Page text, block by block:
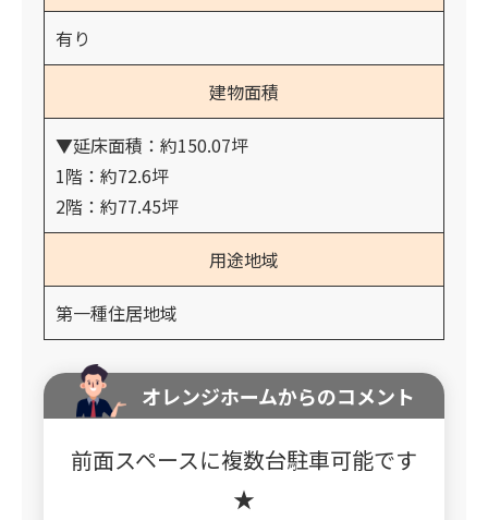
有り
建物面積
▼延床面積：約150.07坪
1階：約72.6坪
2階：約77.45坪
用途地域
第一種住居地域
オレンジホームからのコメント
前面スペースに複数台駐車可能です
★